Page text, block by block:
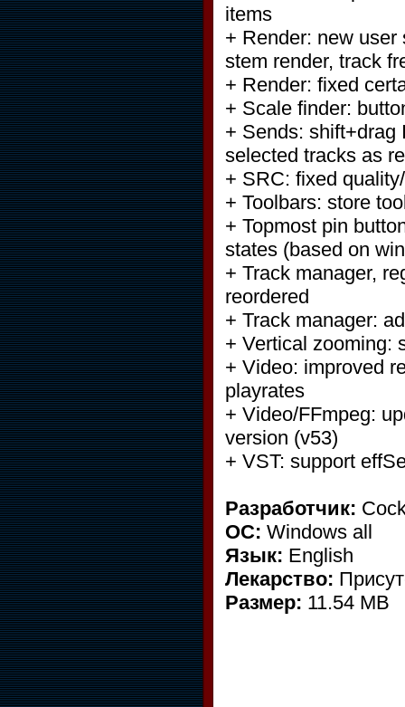
items
+ Render: new user
stem render, track
+ Render: fixed
+ Scale finder:
+ Sends: shift+drag
selected tracks as
+ SRC: fixed
+ Toolbars: store
+ Topmost pin
states (based on
+ Track manager,
reordered
+ Track manager:
+ Vertical zooming:
+ Video: improved
playrates
+ Video/FFmpeg:
version (v53)
+ VST: support
Разработчик:
ОС: Windows all
Язык: English
Лекарство:
Размер: 11.54 MB